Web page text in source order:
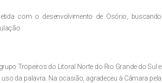
com o desenvolvimento de Osório, buscando
Tropeiros do Litoral Norte do Rio Grande do Sul e
da palavra. Na ocasião, agradeceu à Câmara pela